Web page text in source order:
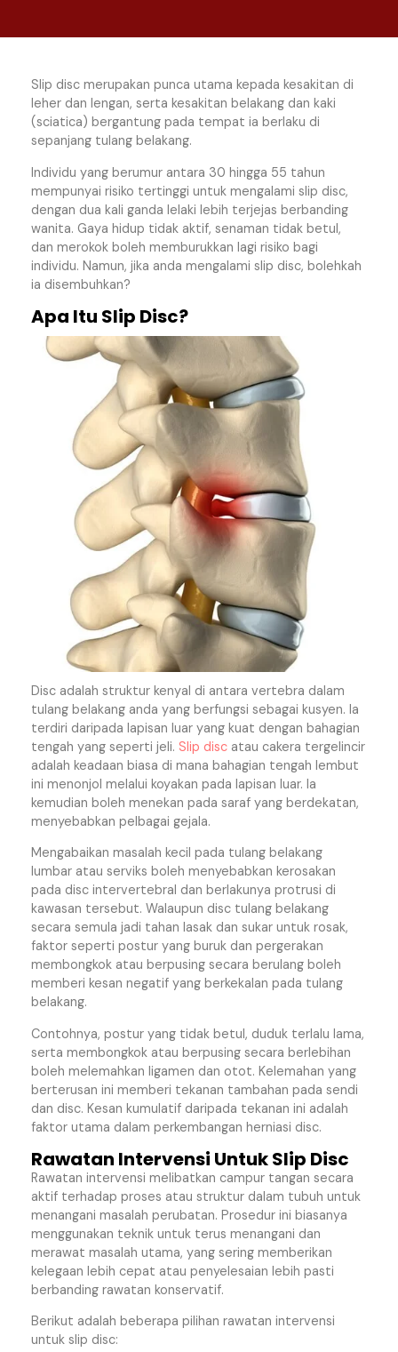
Slip disc merupakan punca utama kepada kesakitan di
leher dan lengan, serta kesakitan belakang dan kaki
(sciatica) bergantung pada tempat ia berlaku di
sepanjang tulang belakang.
Individu yang berumur antara 30 hingga 55 tahun
mempunyai risiko tertinggi untuk mengalami slip disc,
dengan dua kali ganda lelaki lebih terjejas berbanding
wanita. Gaya hidup tidak aktif, senaman tidak betul,
dan merokok boleh memburukkan lagi risiko bagi
individu. Namun, jika anda mengalami slip disc, bolehkah
ia disembuhkan?
Apa Itu Slip Disc?
Disc adalah struktur kenyal di antara vertebra dalam
tulang belakang anda yang berfungsi sebagai kusyen. Ia
terdiri daripada lapisan luar yang kuat dengan bahagian
tengah yang seperti jeli. Slip disc atau cakera tergelincir
adalah keadaan biasa di mana bahagian tengah lembut
ini menonjol melalui koyakan pada lapisan luar. Ia
kemudian boleh menekan pada saraf yang berdekatan,
menyebabkan pelbagai gejala.
Mengabaikan masalah kecil pada tulang belakang
lumbar atau serviks boleh menyebabkan kerosakan
pada disc intervertebral dan berlakunya protrusi di
kawasan tersebut. Walaupun disc tulang belakang
secara semula jadi tahan lasak dan sukar untuk rosak,
faktor seperti postur yang buruk dan pergerakan
membongkok atau berpusing secara berulang boleh
memberi kesan negatif yang berkekalan pada tulang
belakang.
Contohnya, postur yang tidak betul, duduk terlalu lama,
serta membongkok atau berpusing secara berlebihan
boleh melemahkan ligamen dan otot. Kelemahan yang
berterusan ini memberi tekanan tambahan pada sendi
dan disc. Kesan kumulatif daripada tekanan ini adalah
faktor utama dalam perkembangan herniasi disc.
Rawatan Intervensi Untuk Slip Disc
Rawatan intervensi melibatkan campur tangan secara
aktif terhadap proses atau struktur dalam tubuh untuk
menangani masalah perubatan. Prosedur ini biasanya
menggunakan teknik untuk terus menangani dan
merawat masalah utama, yang sering memberikan
kelegaan lebih cepat atau penyelesaian lebih pasti
berbanding rawatan konservatif.
Berikut adalah beberapa pilihan rawatan intervensi
untuk slip disc: